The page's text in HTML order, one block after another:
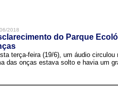
2018
do Parque
terça-feira (19/6), um áudio
das onças estava solto e havia um